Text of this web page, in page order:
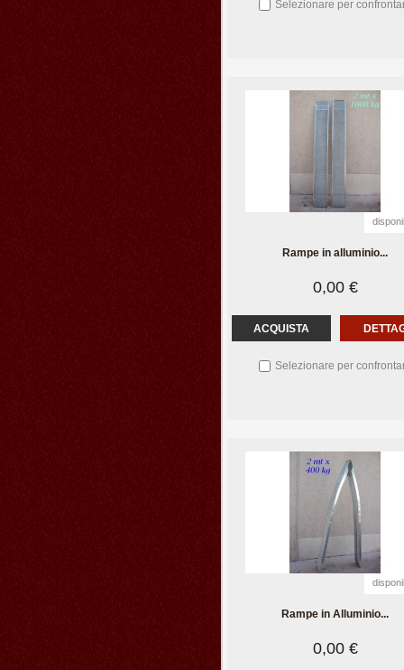
Selezionare per
Rampe in alluminio...
0,00 €
ACQUISTA
Selezionare per
Rampe in Alluminio...
0,00 €